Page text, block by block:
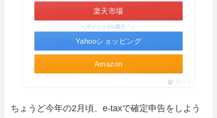
Amazon
楽天市場
＼ポイント5%還元！／
Yahooショッピング
ポチップ
ちょうど今年の2月頃、e-taxで確定申告をしよう